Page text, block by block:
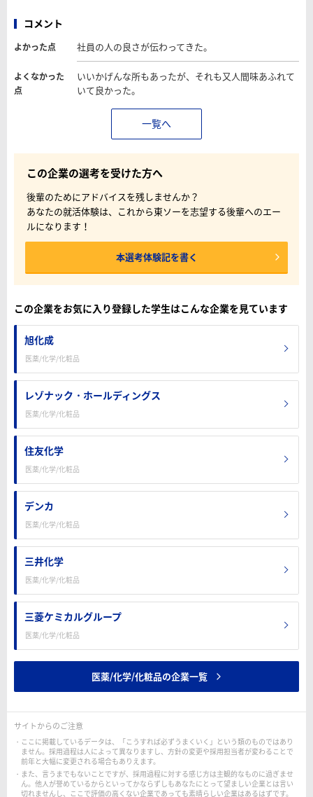
コメント
よかった点 社員の人の良さが伝わってきた。
よくなかった
点
いいかげんな所もあったが、それも又人間味あふれて
いて良かった。
一覧へ
この企業の選考を受けた方へ
後輩のためにアドバイスを残しませんか？
あなたの就活体験は、これから東ソーを志望する後輩へのエー
ルになります！
本選考体験記を書く
この企業をお気に入り登録した学生はこんな企業を見ています
旭化成
医薬/化学/化粧品
レゾナック・ホールディングス
医薬/化学/化粧品
住友化学
医薬/化学/化粧品
デンカ
医薬/化学/化粧品
三井化学
医薬/化学/化粧品
三菱ケミカルグループ
医薬/化学/化粧品
医薬/化学/化粧品の企業一覧
サイトからのご注意
ここに掲載しているデータは、「こうすれば必ずうまくいく」という類のものではあり
ません。採用過程は人によって異なりますし、方針の変更や採用担当者が変わることで
前年と大幅に変更される場合もありえます。
また、言うまでもないことですが、採用過程に対する感じ方は主観的なものに過ぎませ
ん。他人が誉めているからといってかならずしもあなたにとって望ましい企業とは言い
切れませんし、ここで評価の高くない企業であっても素晴らしい企業はあるはずです。